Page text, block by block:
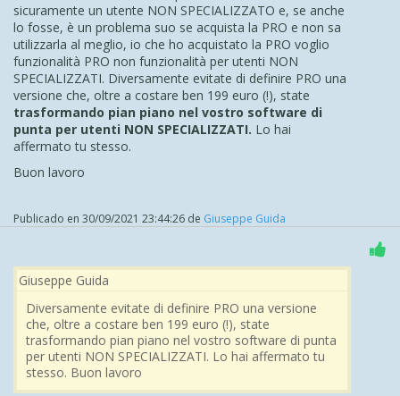
sicuramente un utente NON SPECIALIZZATO e, se anche
lo fosse, è un problema suo se acquista la PRO e non sa
utilizzarla al meglio, io che ho acquistato la PRO voglio
funzionalità PRO non funzionalità per utenti NON
SPECIALIZZATI. Diversamente evitate di definire PRO una
versione che, oltre a costare ben 199 euro (!), state
trasformando pian piano nel vostro software di
punta per utenti NON SPECIALIZZATI. Lo hai
affermato tu stesso.
Buon lavoro
Publicado en 30/09/2021 23:44:26 de Giuseppe Guida
Giuseppe Guida
Diversamente evitate di definire PRO una versione
che, oltre a costare ben 199 euro (!), state
trasformando pian piano nel vostro software di punta
per utenti NON SPECIALIZZATI. Lo hai affermato tu
stesso. Buon lavoro